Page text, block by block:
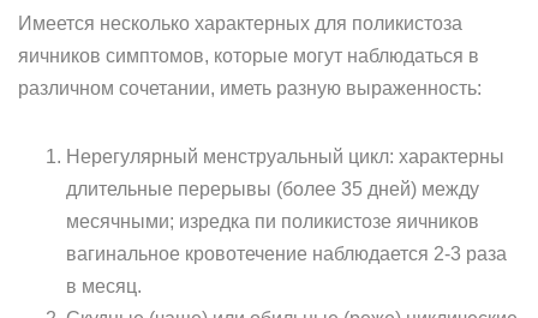
Имеется несколько характерных для поликистоза
яичников симптомов, которые могут наблюдаться в
различном сочетании, иметь разную выраженность:
Нерегулярный менструальный цикл: характерны
длительные перерывы (более 35 дней) между
месячными; изредка пи поликистозе яичников
вагинальное кровотечение наблюдается 2-3 раза
в месяц.